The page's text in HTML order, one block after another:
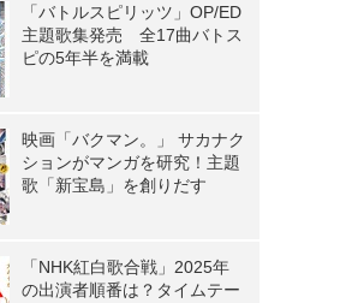
「バトルスピリッツ」OP/ED
主題歌集発売 全17曲バトス
ピの5年半を満載
映画「バクマン。」 サカナク
ションがマンガを研究！主題
歌「新宝島」を創りだす
「NHK紅白歌合戦」2025年
の出演者順番は？タイムテー